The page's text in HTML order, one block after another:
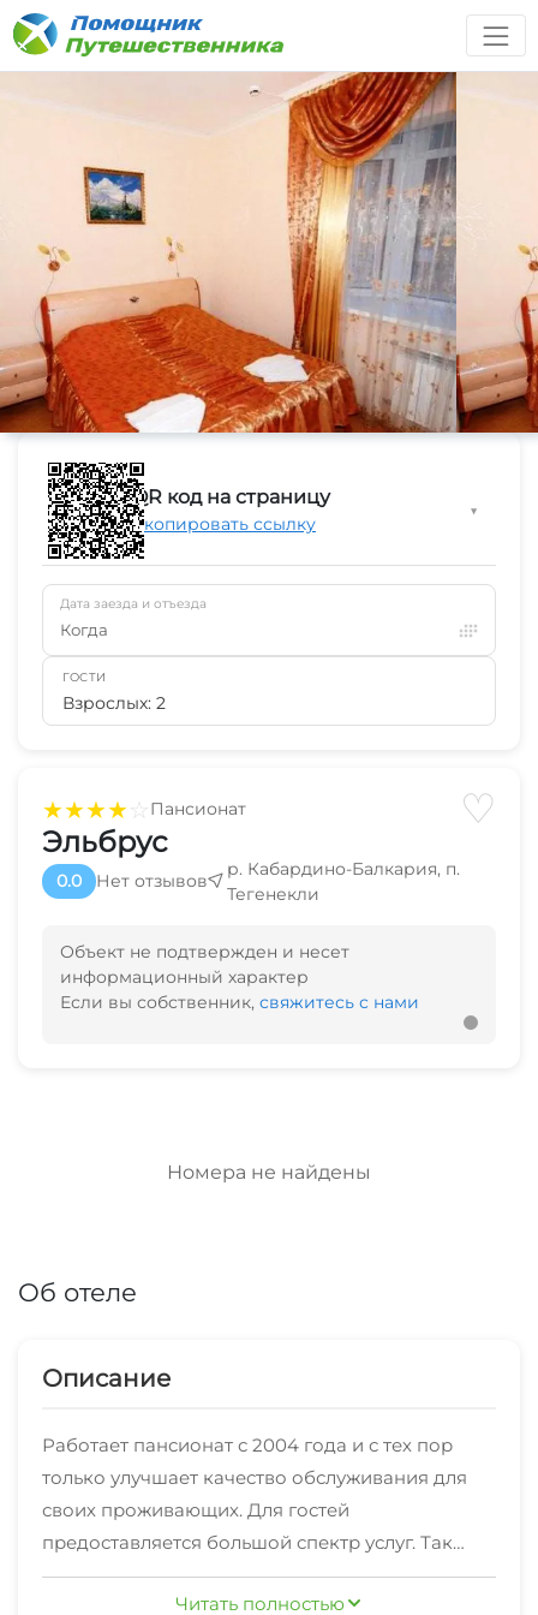
★★★★☆Пансионат ♡
Эльбрус
0.0 Нет отзывов
р. Кабардино-Балкария, п.
Тегенекли
Объект не подтвержден и несет
информационный характер
Если вы собственник, свяжитесь с нами
Номера не найдены
Об отеле
Описание
Работает пансионат с 2004 года и с тех пор
только улучшает качество обслуживания для
своих проживающих. Для гостей
предоставляется большой спектр услуг. Так
здесь можно заняться спортом или взять на
прокат горнолыжный инвентарь и покататься
Читать полностью
QR код на страницу
Скопировать ссылку
▼
Дата заезда и отъезда
Когда
ГОСТИ
Взрослых: 2